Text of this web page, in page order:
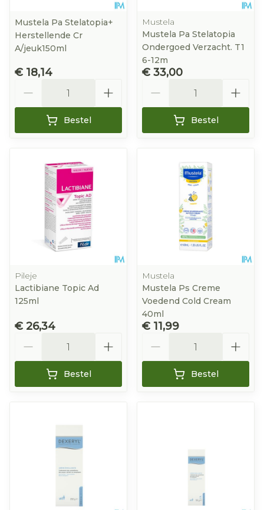
Mustela Pa Stelatopia+
Herstellende Cr
A/jeuk150ml
€ 18,14
Bestel
Mustela
Mustela Pa Stelatopia
Ondergoed Verzacht. T1
6-12m
€ 33,00
Bestel
Pileje
Lactibiane Topic Ad
125ml
€ 26,34
Bestel
Mustela
Mustela Ps Creme
Voedend Cold Cream
40ml
€ 11,99
Bestel